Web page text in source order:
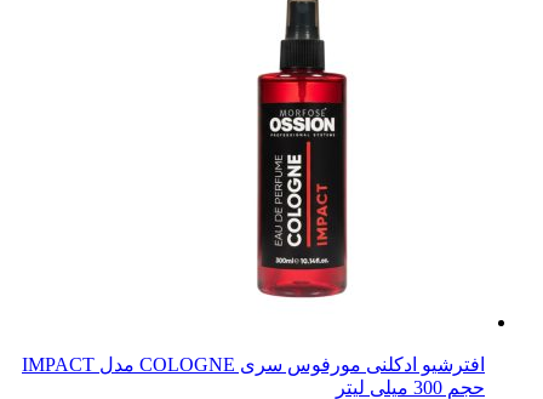
افترشیو ادکلنی مورفوس سری COLOGNE مدل IMPACT
حجم 300 میلی لیتر